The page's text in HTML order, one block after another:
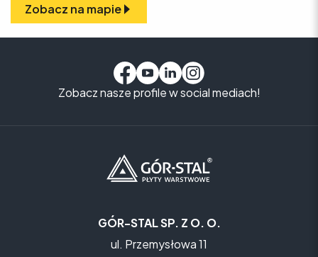
Zobacz na mapie
Zobacz nasze profile w social mediach!
GÓR-STAL SP. Z O. O.
ul. Przemysłowa 11